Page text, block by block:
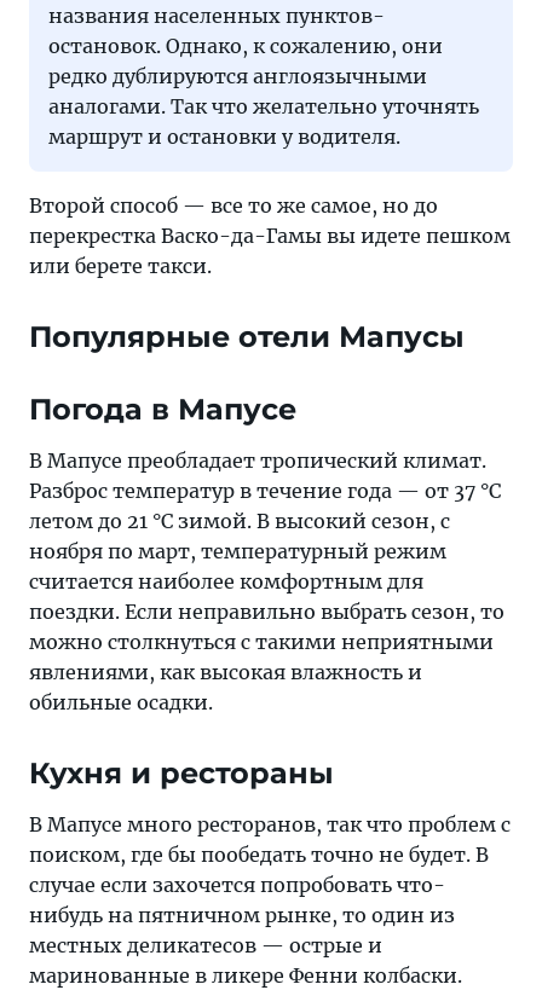
названия населенных пунктов-
остановок. Однако, к сожалению, они
редко дублируются англоязычными
аналогами. Так что желательно уточнять
маршрут и остановки у водителя.
Второй способ — все то же самое, но до
перекрестка Васко-да-Гамы вы идете пешком
или берете такси.
Популярные отели Мапусы
Погода в Мапусе
В Мапусе преобладает тропический климат.
Разброс температур в течение года — от 37 °C
летом до 21 °C зимой. В высокий сезон, с
ноября по март, температурный режим
считается наиболее комфортным для
поездки. Если неправильно выбрать сезон, то
можно столкнуться с такими неприятными
явлениями, как высокая влажность и
обильные осадки.
Кухня и рестораны
В Мапусе много ресторанов, так что проблем с
поиском, где бы пообедать точно не будет. В
случае если захочется попробовать что-
нибудь на пятничном рынке, то один из
местных деликатесов — острые и
маринованные в ликере Фенни колбаски.